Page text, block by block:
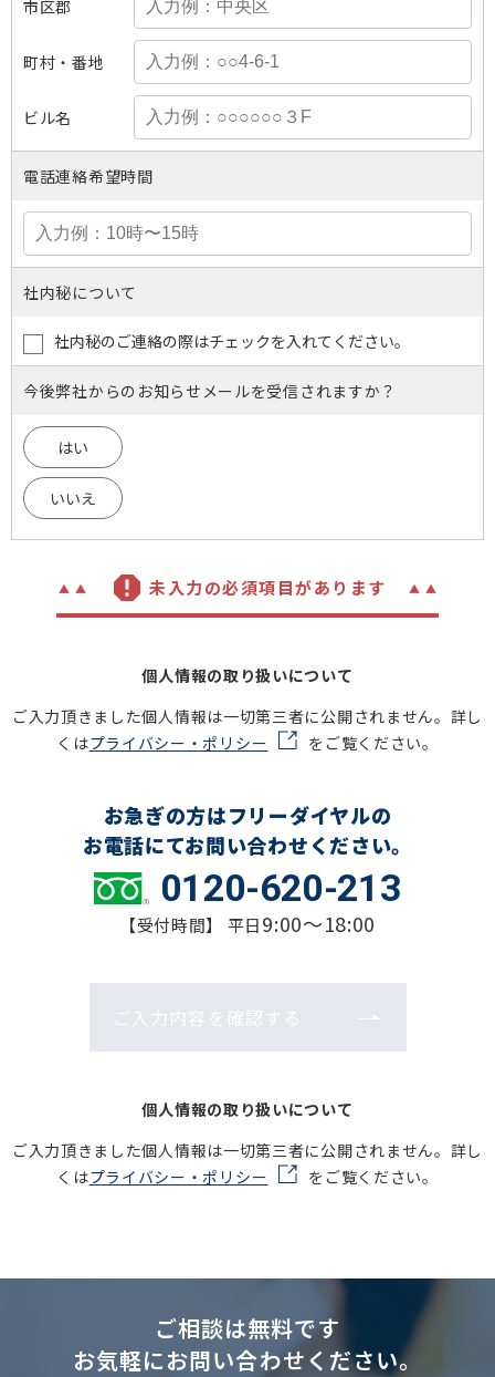
市区郡
町村・番地
ビル名
電話連絡希望時間
社内秘について
社内秘のご連絡の際はチェックを入れてください。
今後弊社からのお知らせメールを受信されますか？
はい
いいえ
未入力の必須項目があります
個人情報の取り扱いについて
ご入力頂きました個人情報は一切第三者に公開されません。詳し
くはプライバシー・ポリシー をご覧ください。
お急ぎの方はフリーダイヤルの
お電話にてお問い合わせください。
0120-620-213
【受付時間】 平日9:00～18:00
ご入力内容を確認する
個人情報の取り扱いについて
ご入力頂きました個人情報は一切第三者に公開されません。詳し
くはプライバシー・ポリシー をご覧ください。
ご相談は無料です
お気軽にお問い合わせください。